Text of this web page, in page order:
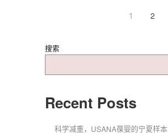
1 2
搜索
Recent Posts
科学减重，USANA葆婴的宁夏样本